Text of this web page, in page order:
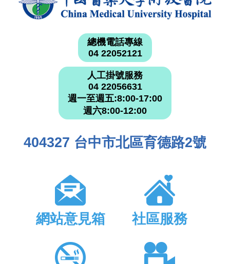
總機電話專線
04 22052121
人工掛號服務
04 22056631
週一至週五:8:00-17:00
週六8:00-12:00
404327 台中市北區育德路2號
網站意見箱 社區服務